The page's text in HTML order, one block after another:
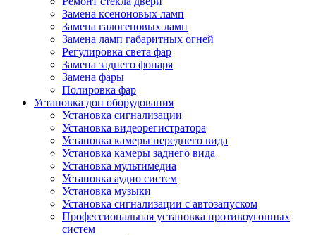
Замена ксеноновых ламп
Замена галогеновых ламп
Замена ламп габаритных огней
Регулировка света фар
Замена заднего фонаря
Замена фары
Полировка фар
Установка доп оборудования
Установка сигнализации
Установка видеорегистратора
Установка камеры переднего вида
Установка камеры заднего вида
Установка мультимедиа
Установка аудио систем
Установка музыки
Установка сигнализации с автозапуском
Профессиональная установка противоугонных
систем